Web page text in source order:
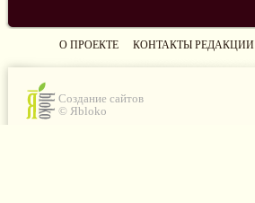
О ПРОЕКТЕ КОНТАКТЫ РЕДАКЦИИ
Создание сайтов
© Яbloko